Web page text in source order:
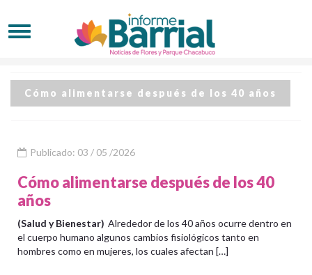
Cómo alimentarse después de los 40 años
Publicado: 03 / 05 /2026
Cómo alimentarse después de los 40
años
(Salud y Bienestar) Alrededor de los 40 años ocurre dentro en
el cuerpo humano algunos cambios fisiológicos tanto en
hombres como en mujeres, los cuales afectan […]